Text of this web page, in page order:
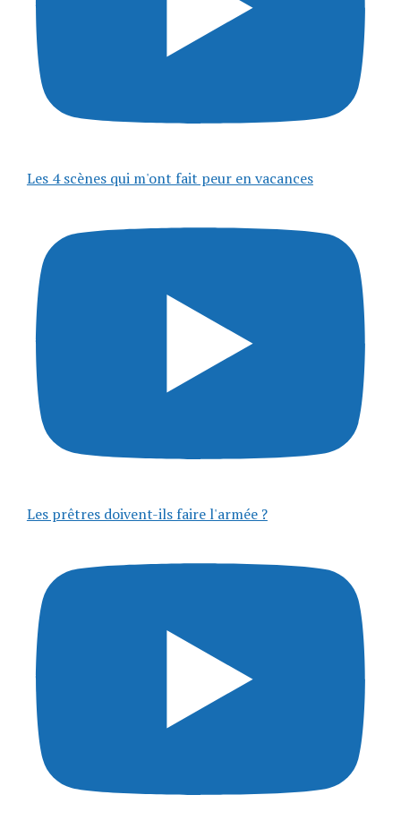
Les 4 scènes qui m'ont fait peur en vacances
Les prêtres doivent-ils faire l'armée ?